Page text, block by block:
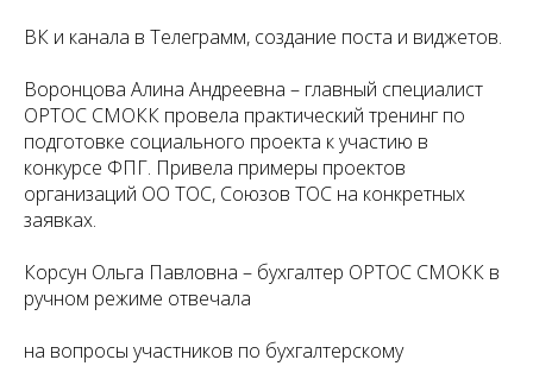
ВК и канала в Телеграмм, создание поста и виджетов.
Воронцова Алина Андреевна – главный специалист
ОРТОС СМОКК провела практический тренинг по
подготовке социального проекта к участию в
конкурсе ФПГ. Привела примеры проектов
организаций ОО ТОС, Союзов ТОС на конкретных
заявках.
Корсун Ольга Павловна – бухгалтер ОРТОС СМОКК в
ручном режиме отвечала
на вопросы участников по бухгалтерскому